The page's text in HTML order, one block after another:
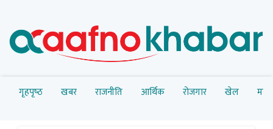
गृहपृष्‍ठ खबर राजनीति आर्थिक रोजगार खेल